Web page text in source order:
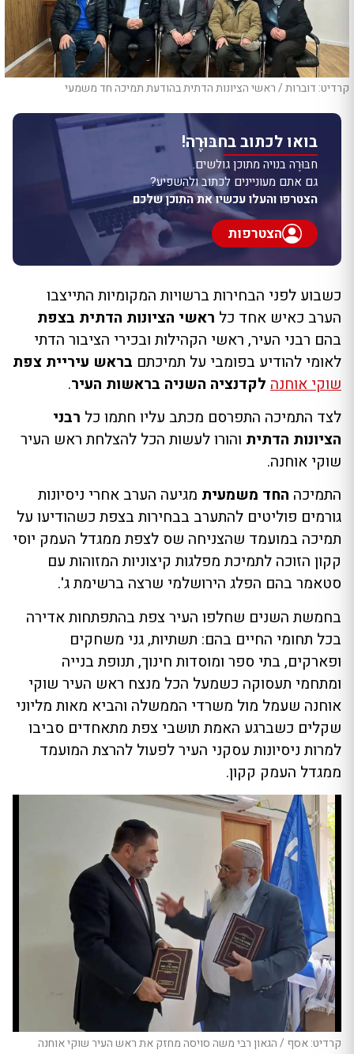
קרדיט: דוברות / ראשי הציונות הדתית בהודעת תמיכה חד משמעי
בואו לכתוב בחבּוּרֶה!
חבּוּרֶה בנויה מתוכן גולשים.
גם אתם מעוניינים לכתוב ולהשפיע?
הצטרפו והעלו עכשיו את התוכן שלכם
הצטרפות
כשבוע לפני הבחירות ברשויות המקומיות התייצבו
הערב כאיש אחד כל ראשי הציונות הדתית בצפת
בהם רבני העיר, ראשי הקהילות ובכירי הציבור הדתי
לאומי להודיע בפומבי על תמיכתם בראש עיריית צפת
שוקי אוחנה לקדנציה השניה בראשות העיר.
לצד התמיכה התפרסם מכתב עליו חתמו כל רבני
הציונות הדתית והורו לעשות הכל להצלחת ראש העיר
שוקי אוחנה.
התמיכה החד משמעית מגיעה הערב אחרי ניסיונות
גורמים פוליטים להתערב בבחירות בצפת כשהודיעו על
תמיכה במועמד שהצניחה שס לצפת ממגדל העמק יוסי
קקון הזוכה לתמיכת מפלגות קיצוניות המזוהות עם
סטאמר בהם הפלג הירושלמי שרצה ברשימת ג'.
בחמשת השנים שחלפו העיר צפת בהתפתחות אדירה
בכל תחומי החיים בהם: תשתיות, גני משחקים
ופארקים, בתי ספר ומוסדות חינוך, תנופת בנייה
ומתחמי תעסוקה כשמעל הכל מנצח ראש העיר שוקי
אוחנה שעמל מול משרדי הממשלה והביא מאות מליוני
שקלים כשברגע האמת תושבי צפת מתאחדים סביבו
למרות ניסיונות עסקני העיר לפעול להרצת המועמד
ממגדל העמק קקון.
קרדיט: אסף / הגאון רבי משה סויסה מחזק את ראש העיר שוקי אוחנה